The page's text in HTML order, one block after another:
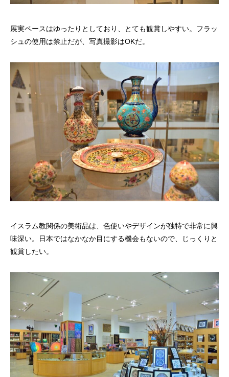
展実ペースはゆったりとしており、とても観賞しやすい。フラッ
シュの使用は禁止だが、写真撮影はOKだ。
イスラム教関係の美術品は、色使いやデザインが独特で非常に興
味深い。日本ではなかなか目にする機会もないので、じっくりと
観賞したい。